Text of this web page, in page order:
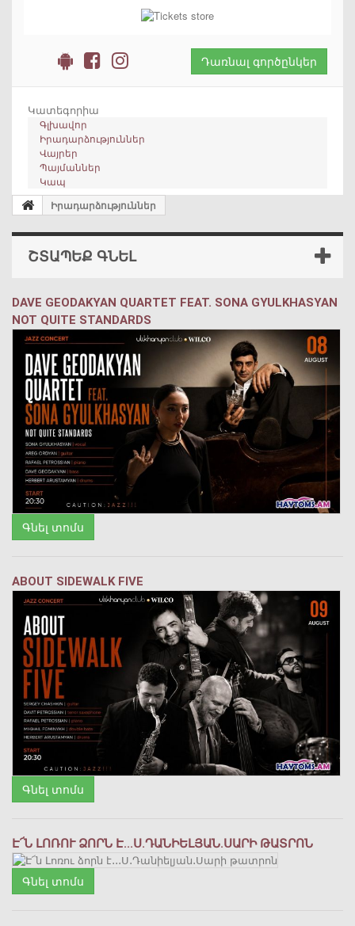
Դառնալ գործընկեր
Կատեգորիա
Գլխավոր
Իրադարձություններ
Վայրեր
Պայմաններ
Կապ
Իրադարձություններ
ՇՏԱՊԵՔ ԳՆԵԼ
DAVE GEODAKYAN QUARTET FEAT. SONA GYULKHASYAN
NOT QUITE STANDARDS
Գնել տոմս
ABOUT SIDEWALK FIVE
Գնել տոմս
Է՜Ն ԼՈՌՈՒ ՁՈՐՆ Է․․․Ս․ԴԱՆԻԵԼՅԱՆ․ՍԱՐԻ ԹԱՏՐՈՆ
Գնել տոմս